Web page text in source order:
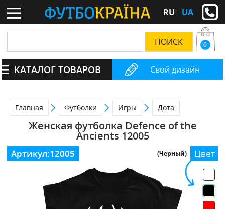
RU UA
Свой дизайн
0
КАТАЛОГ ТОВАРОВ
Главная Футболки Игры Дота
Женская футболка Defence of the
Ancients 12005
Цвет
(Черный)
Артикул:12005